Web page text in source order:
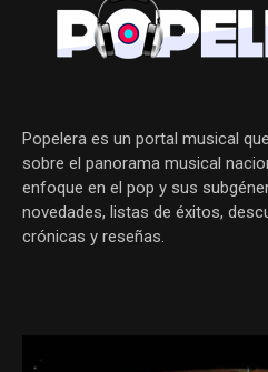
Popelera es un portal musical
sobre el panorama musical
enfoque en el pop y sus
novedades, listas de éxitos,
crónicas y reseñas.